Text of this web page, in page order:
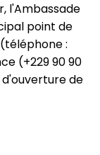
l'Ambassade
point de
:
(+229 90 90
de